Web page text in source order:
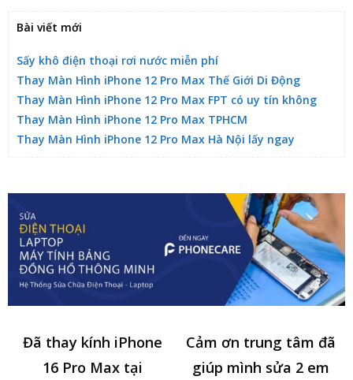
Bài viết mới
Sấy khô điện thoại rơi nước miễn phí
Thay Màn Hình iPhone 12 Pro Max Thế Giới Di Động
Thay Màn Hình iPhone 12 Pro Max FPT có uy tín không
Thay Màn Hình iPhone 12 Pro Max TPHCM
Thay Màn Hình iPhone 12 Pro Max Hà Nội lấy ngay
Đã thay kính iPhone
16 Pro Max tại
Cảm ơn trung tâm đã
giúp mình sửa 2 em